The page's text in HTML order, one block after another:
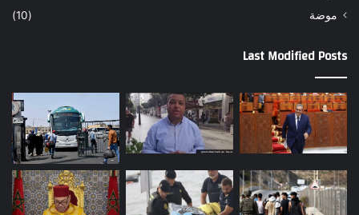
موضة
(10)
Last Modified Posts